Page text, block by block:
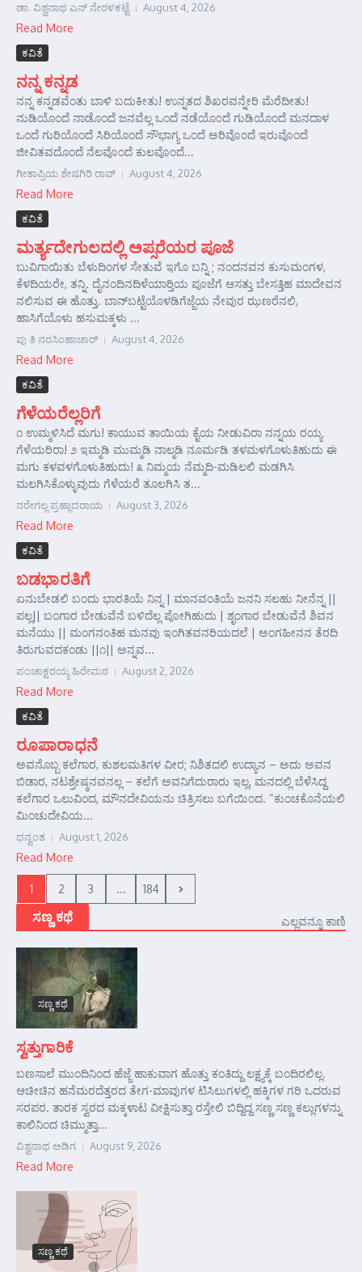
ಡಾ. ವಿಶ್ವನಾಥ ಎನ್ ನೇರಳಕಟ್ಟೆ August 4, 2026
Read More
ಕವಿತೆ
ನನ್ನ ಕನ್ನಡ
ನನ್ನ ಕನ್ನಡವೆಂತು ಬಾಳಿ ಬದುಕೀತು! ಉನ್ನತದ ಶಿಖರವನ್ನೇರಿ ಮೆರೆದೀತು!
ನುಡಿಯೊಂದೆ ನಾಡೊಂದೆ ಜನವೆಲ್ಲ ಒಂದೆ ನಡೆಯೊ೦ದೆ ಗುಡಿಯೊಂದೆ ಮನದಾಳ
ಒಂದೆ ಗುರಿಯೊಂದೆ ಸಿರಿಯೊಂದೆ ಸೌಭಾಗ್ಯ ಒಂದೆ ಅರಿವೊಂದೆ ಇರುವೊಂದೆ
ಜೀವಿತವದೊಂದೆ ನೆಲವೊಂದೆ ಕುಲವೊಂದೆ...
ಗೀತಾಪ್ರಿಯ ಶೇಷಗಿರಿ ರಾವ್ August 4, 2026
Read More
ಕವಿತೆ
ಮರ್ತ್ಯದೇಗುಲದಲ್ಲಿ ಅಪ್ಸರೆಯರ ಪೂಜೆ
ಬುವಿಗಾಯಿತು ಬೆಳುದಿಂಗಳ ಸೇತುವೆ ಇಗೊ ಬನ್ನಿ ; ನಂದನವನ ಕುಸುಮಂಗಳ,
ಕೆಳದಿಯರೇ, ತನ್ನಿ. ದೈನಂದಿನದಿಳೆಯಾರ‍್ತಿಯ ಪೂಜೆಗೆ ಆಸತ್ತು ಬೇಸತ್ತಿಹ ಮಾದೇವನ
ನಲಿಸುವ ಈ ಹೊತ್ತು. ಬಾನ್‌ಬಟ್ಟೆಯೊಳಡಿಗೆಜ್ಜೆಯ ನೇವುರ ಝಣರೆನಲಿ,
ಹಾಸಿಗೆಯೊಳು ಹಸುಮಕ್ಕಳು ...
ಪು ತಿ ನರಸಿಂಹಾಚಾರ್ August 4, 2026
Read More
ಕವಿತೆ
ಗೆಳೆಯರೆಲ್ಲರಿಗೆ
೧ ಉಮ್ಮಳಿಸಿದೆ ಮಗು! ಕಾಯುವ ತಾಯಿಯ ಕೈಯ ನೀಡುವಿರಾ ನನ್ನಯ ರಯ್ಯ
ಗೆಳೆಯರಿರಾ! ೨ ಇಮ್ಮಡಿ ಮುಮ್ಮಡಿ ನಾಲ್ಮಡಿ ನೂರ್ಮಡಿ ತಳಮಳಗೊಳುತಿಹುದು ಈ
ಮಗು ಕಳವಳಗೊಳುತಿಹುದು! ೩ ನಿಮ್ಮಯ ನೆಮ್ಮದಿ-ಮಡಿಲಲಿ ಮಡಗಿಸಿ
ಮಲಗಿಸಿಕೊಳ್ಳುವುದು ಗೆಳೆಯರೆ ತೂಲಗಿಸಿ ತ...
ನರೇಗಲ್ಲ ಪ್ರಹ್ಲಾದರಾಯ August 3, 2026
Read More
ಕವಿತೆ
ಬಡಭಾರತಿಗೆ
ಏನುಬೇಡಲಿ ಬಂದು ಭಾರತಿಯೆ ನಿನ್ನ | ಮಾನವಂತಿಯೆ ಜನನಿ ಸಲಹು ನೀನೆನ್ನ ||
ಪಲ್ಲ|| ಬಂಗಾರ ಬೇಡುವೆನೆ ಬಳಿದೆಲ್ಲ ಪೋಗಿಹುದು | ಶೃಂಗಾರ ಬೇಡುವೆನೆ ಶಿವನ
ಮನೆಯು || ಮಂಗನಂತಿಹ ಮನವು ಇಂಗಿತವನರಿಯದಲೆ | ಅಂಗಹೀನನ ತೆರದಿ
ತಿರುಗುವದಕಂಡು ||೧|| ಅನ್ನವ...
ಪಂಚಾಕ್ಷರಯ್ಯ ಹಿರೇಮಠ August 2, 2026
Read More
ಕವಿತೆ
ರೂಪಾರಾಧನೆ
ಅವನೊಬ್ಬ ಕಲೆಗಾರ, ಕುಶಲಮತಿಗಳ ವೀರ; ನಿಶಿತದಲಿ ಉದ್ಯಾನ – ಅದು ಅವನ
ಬಿಡಾರ, ನಟಶ್ರೇಷ್ಠನವನಲ್ಲ – ಕಲೆಗೆ ಅವನಿಗೆದುರಾರು ಇಲ್ಲ, ಮನದಲ್ಲಿ ಬೆಳೆಸಿದ್ದ
ಕಲೆಗಾರ ಒಲುವಿಂದ, ಮೌನದೇವಿಯನು ಚಿತ್ರಿಸಲು ಬಗೆಯಿಂದ. “ಕುಂಚಕೊನೆಯಲಿ
ಮಿಂಚುದೇವಿಯ...
ಧನ್ವಂತ August 1, 2026
Read More
1 2 3 ... 184
ಸಣ್ಣ ಕಥೆ ಎಲ್ಲವನ್ನೂ ಕಾಣಿ
ಸಣ್ಣ ಕಥೆ
ಸ್ವತ್ತುಗಾರಿಕೆ
ಬಣಸಾಲೆ ಮುಂದಿನಿಂದ ಹೆಜ್ಜೆ ಹಾಕುವಾಗ ಹೊತ್ತು ಕಂತಿದ್ದು ಲಕ್ಷ್ಯಕ್ಕೆ ಬಂದಿರಲಿಲ್ಲ.
ಆಚೀಚಿನ ಹನೆಮರದೆತ್ತರದ ತೇಗ-ಮಾವುಗಳ ಟಿಸಿಲುಗಳಲ್ಲಿ ಹಕ್ಕಿಗಳ ಗರಿ ಒದರುವ
ಸರಪರ. ತಾರಕ ಸ್ವರದ ಮಕ್ಕಳಾಟ ವೀಕ್ಷಿಸುತ್ತಾ ರಸ್ತೇಲಿ ಬಿದ್ದಿದ್ದ ಸಣ್ಣ ಸಣ್ಣ ಕಲ್ಲುಗಳನ್ನು
ಕಾಲಿನಿಂದ ಚಿಮ್ಮುತ್ತಾ...
ವಿಶ್ವನಾಥ ಅಡಿಗ August 9, 2026
Read More
ಸಣ್ಣ ಕಥೆ